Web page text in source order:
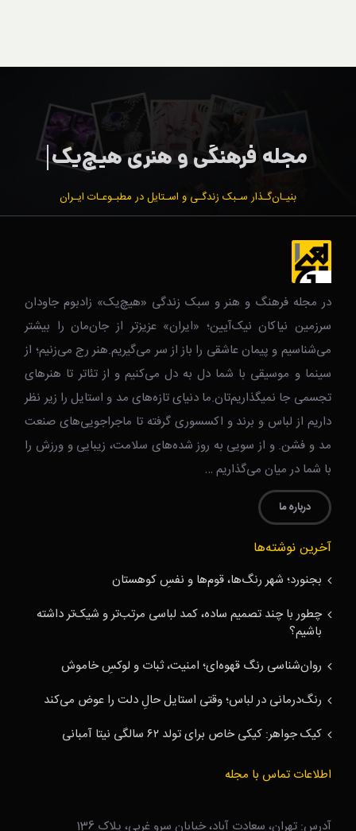
بنیـان‌گـذار سـبک زندگـی و اسـتایل در مطبـوعـات ایـران
در مجله فرهنگ و هنر و سبک زندگی‌ «هیچ‌یک» زادبوم جاودان
سرزمین نیاکان نیک‌‌‌آیین؛ «ایران» عزیزتر از جان‌مان را بیشتر
می‌شناسیم و پیمان عاشقی را باز از سر می‌گیریم.هنر رج می‌زنیم؛ از
سینما و موسیقی با شما دل به دل می‌کنیم و از تئاتر تا هنرهای
تجسمی جا نمیگذاریم‌تان.ما دنیای تازه‌های مد و استایل را زیر نظر
داریم از لباس و برند و اکسسوری گرفته تا ماجراجویی‌های صنعت
مد و فشن. و از سویی به روز شده‌های سلامت، زیبایی و ورزش را
با شما در میان می‌گذاریم …
درباره ما
آخرین نوشته‌ها
بجنورد؛ شهر رنگ‌ها، قوم‌ها و نفسِ کوهستان
چطور با چند تصمیم ساده، کمد لباسی مرتب‌تر و شیک‌تر داشته
باشیم؟
روان‌شناسی رنگ قهوه‌ای؛ امنیت، ثبات و لوکسِ خاموش
رنگ‌درمانی در لباس؛ وقتی استایل حالِ دلت را عوض می‌کند
کیک جواهر: کیکی خاص برای تولد ۶۲ سالگی نیتا آمبانی
اطلاعات تماس با مجله
آدرس: تهران، سعادت آباد، خیابان سرو غربی، پلاک 136